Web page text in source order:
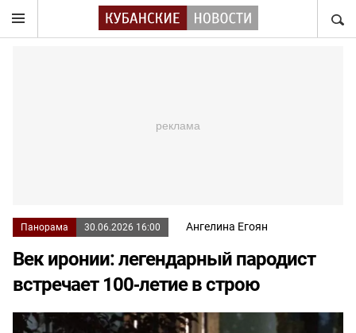
Панорама 30.06.2026 16:00 Ангелина Егоян
Век иронии: легендарный пародист
встречает 100‑летие в строю